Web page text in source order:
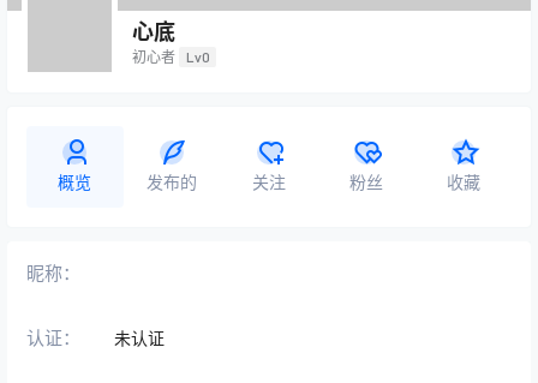
心底
初心者 Lv0
概览 发布的 关注 粉丝 收藏
昵称：
认证： 未认证